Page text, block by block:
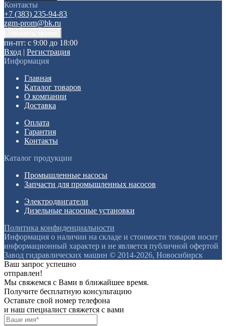
Контакты
+7 (383) 235-94-83
zgm-prom@bk.ru
пн-пт: с 9:00 до 18:00
Вход | Регистрация
Информация
Главная
Каталог товаров
О компании
Доставка
Оплата
Гарантия
Контакты
Каталог продукции
Промышленные насосы
Запчасти для промышленных насосов
Электродвигатели
Дизельные насосные установки
Политика конфиденциальности
Информация о наличии на складе и стоимости товаров носит
информационный характер и не является публичной офертой
Завод гидравлических машин © 2014-2026, Новосибирск
Ваш запрос успешно
отправлен!
Мы свяжемся с Вами в ближайшее время.
Получите бесплатную консультацию
Оставьте свой номер телефона
и наш специалист свяжется с вами